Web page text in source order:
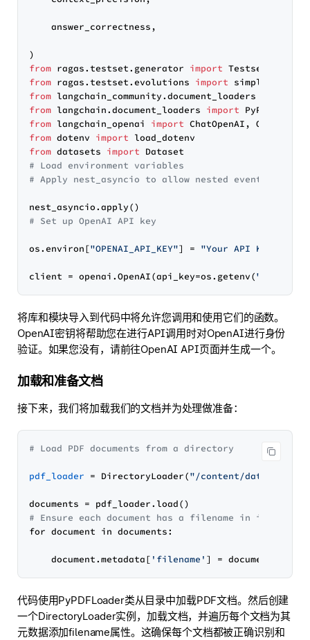
    answer_correctness,
from ragas.testset.generator import
from ragas.testset.evolutions import
from langchain_community.document_loaders
from langchain.document_loaders import
from langchain_openai import
from dotenv import
from datasets import
# Load environment variables
# Apply nest_asyncio to allow nested event loops
# Set up OpenAI API key
os.environ["OPENAI_API_KEY"] = "Your API Key"
client = openai.OpenAI(api_key=os.getenv(
将库和模块导入到代码中将允许您调用和使用它们的函数。
OpenAI密钥将帮助您在进行API调用时对OpenAI进行身份
验证。如果您没有，请前往OpenAI API页面并生成一个。
加载和准备文档
接下来，我们将加载我们的文档并为处理做准备：
# Load PDF documents from a directory
pdf_loader = DirectoryLoader("/content/data"
# Ensure each document has a filename in its
for document in documents:
    document.metadata[
'filename' ] =
代码使用PyPDFLoader类从目录中加载PDF文档。然后创建
一个DirectoryLoader实例，加载文档，并遍历每个文档为其
元数据添加filename属性。这确保每个文档都被正确识别和